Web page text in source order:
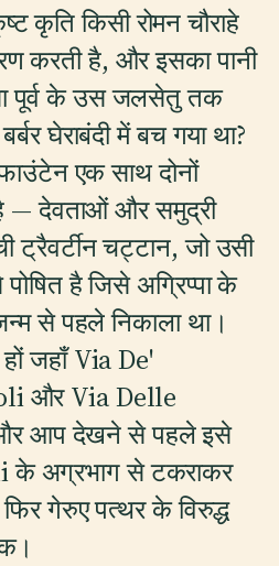
कृति किसी रोमन चौराहे
करती है, और इसका पानी
पूर्व के उस जलसेतु तक
घेराबंदी में बच गया था?
एक साथ दोनों
— देवताओं और समुद्री
ट्रैवर्टीन चट्टान, जो उसी
है जिसे अग्रिप्पा के
से पहले निकाला था।
जहाँ Via De'
और Via Delle
आप देखने से पहले इसे
के अग्रभाग से टकराकर
फिर गेरुए पत्थर के विरुद्ध